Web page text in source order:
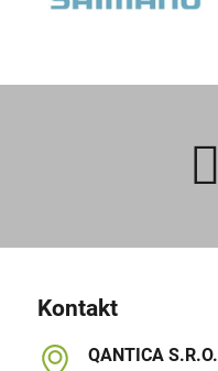
Kontakt
QANTICA S​.R​.O​.